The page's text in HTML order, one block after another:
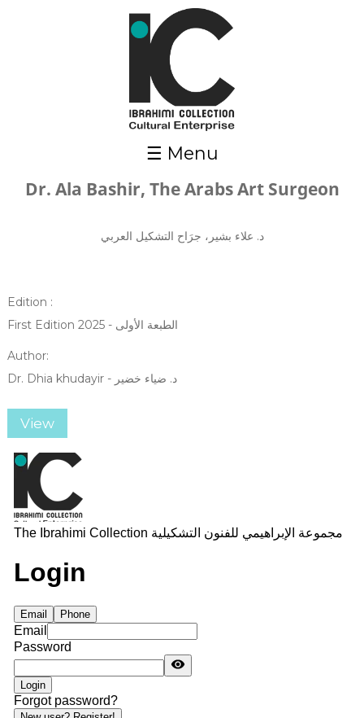
☰ Menu
Dr. Ala Bashir, The Arabs Art Surgeon
د. علاء بشير، جرَاح التشكيل العربي
Edition :
First Edition 2025 - الطبعة الأولى
Author:
Dr. Dhia khudayir - د. ضياء خضير
View